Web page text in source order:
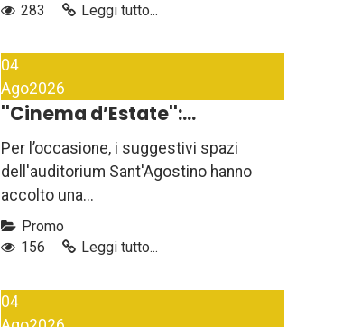
283
Leggi tutto...
04
Ago2026
''Cinema d’Estate'':...
Per l’occasione, i suggestivi spazi
dell'auditorium Sant'Agostino hanno
accolto una...
Promo
156
Leggi tutto...
04